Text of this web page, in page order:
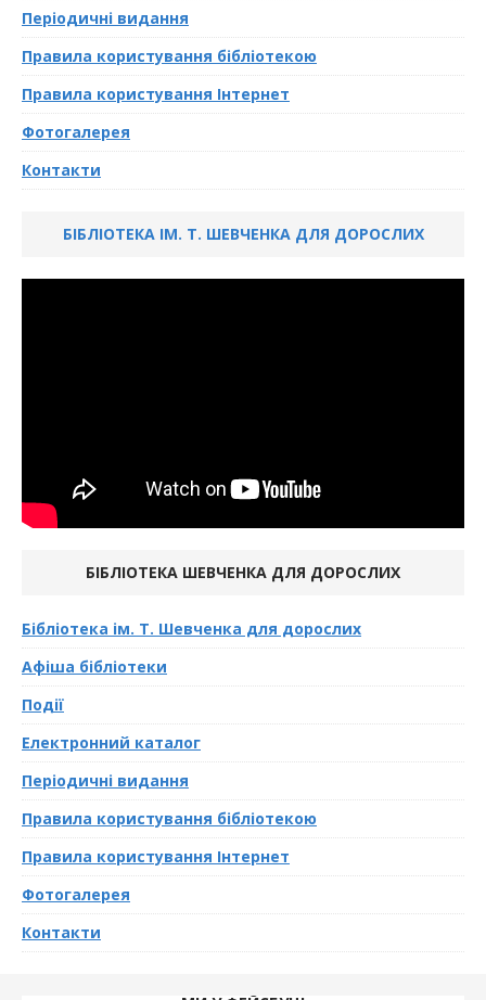
Періодичні видання
Правила користування бібліотекою
Правила користування Інтернет
Фотогалерея
Контакти
БІБЛІОТЕКА ІМ. Т. ШЕВЧЕНКА ДЛЯ ДОРОСЛИХ
БІБЛІОТЕКА ШЕВЧЕНКА ДЛЯ ДОРОСЛИХ
Бібліотека ім. Т. Шевченка для дорослих
Афіша бібліотеки
Події
Електронний каталог
Періодичні видання
Правила користування бібліотекою
Правила користування Інтернет
Фотогалерея
Контакти